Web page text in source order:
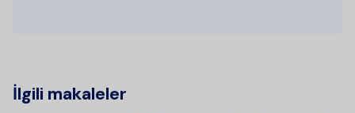
İlgili makaleler